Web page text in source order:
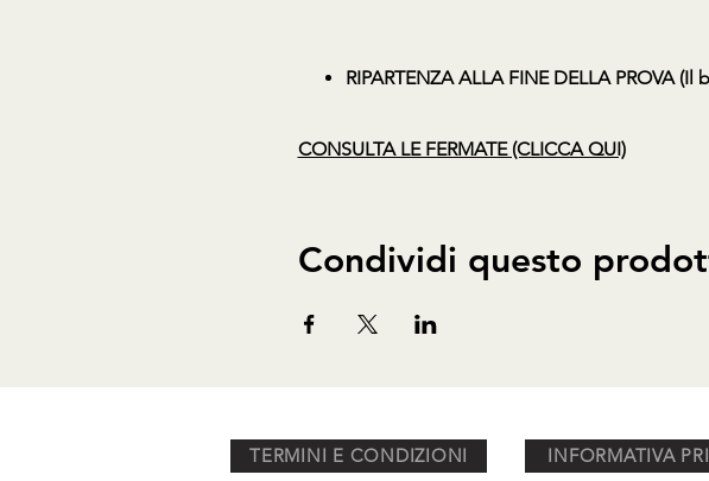
RIPARTENZA ALLA FINE DELLA PROVA
CONSULTA LE FERMATE (CLICCA QUI)
Condividi questo
TERMINI E CONDIZIONI INFORMATIVA